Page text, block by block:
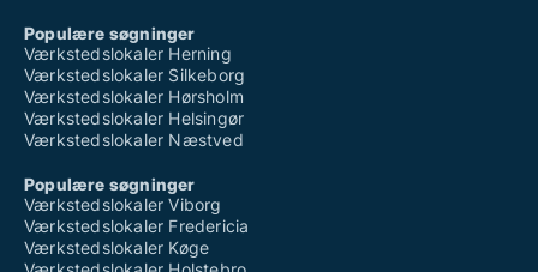
Populære søgninger
Værkstedslokaler Herning
Værkstedslokaler Silkeborg
Værkstedslokaler Hørsholm
Værkstedslokaler Helsingør
Værkstedslokaler Næstved
Populære søgninger
Værkstedslokaler Viborg
Værkstedslokaler Fredericia
Værkstedslokaler Køge